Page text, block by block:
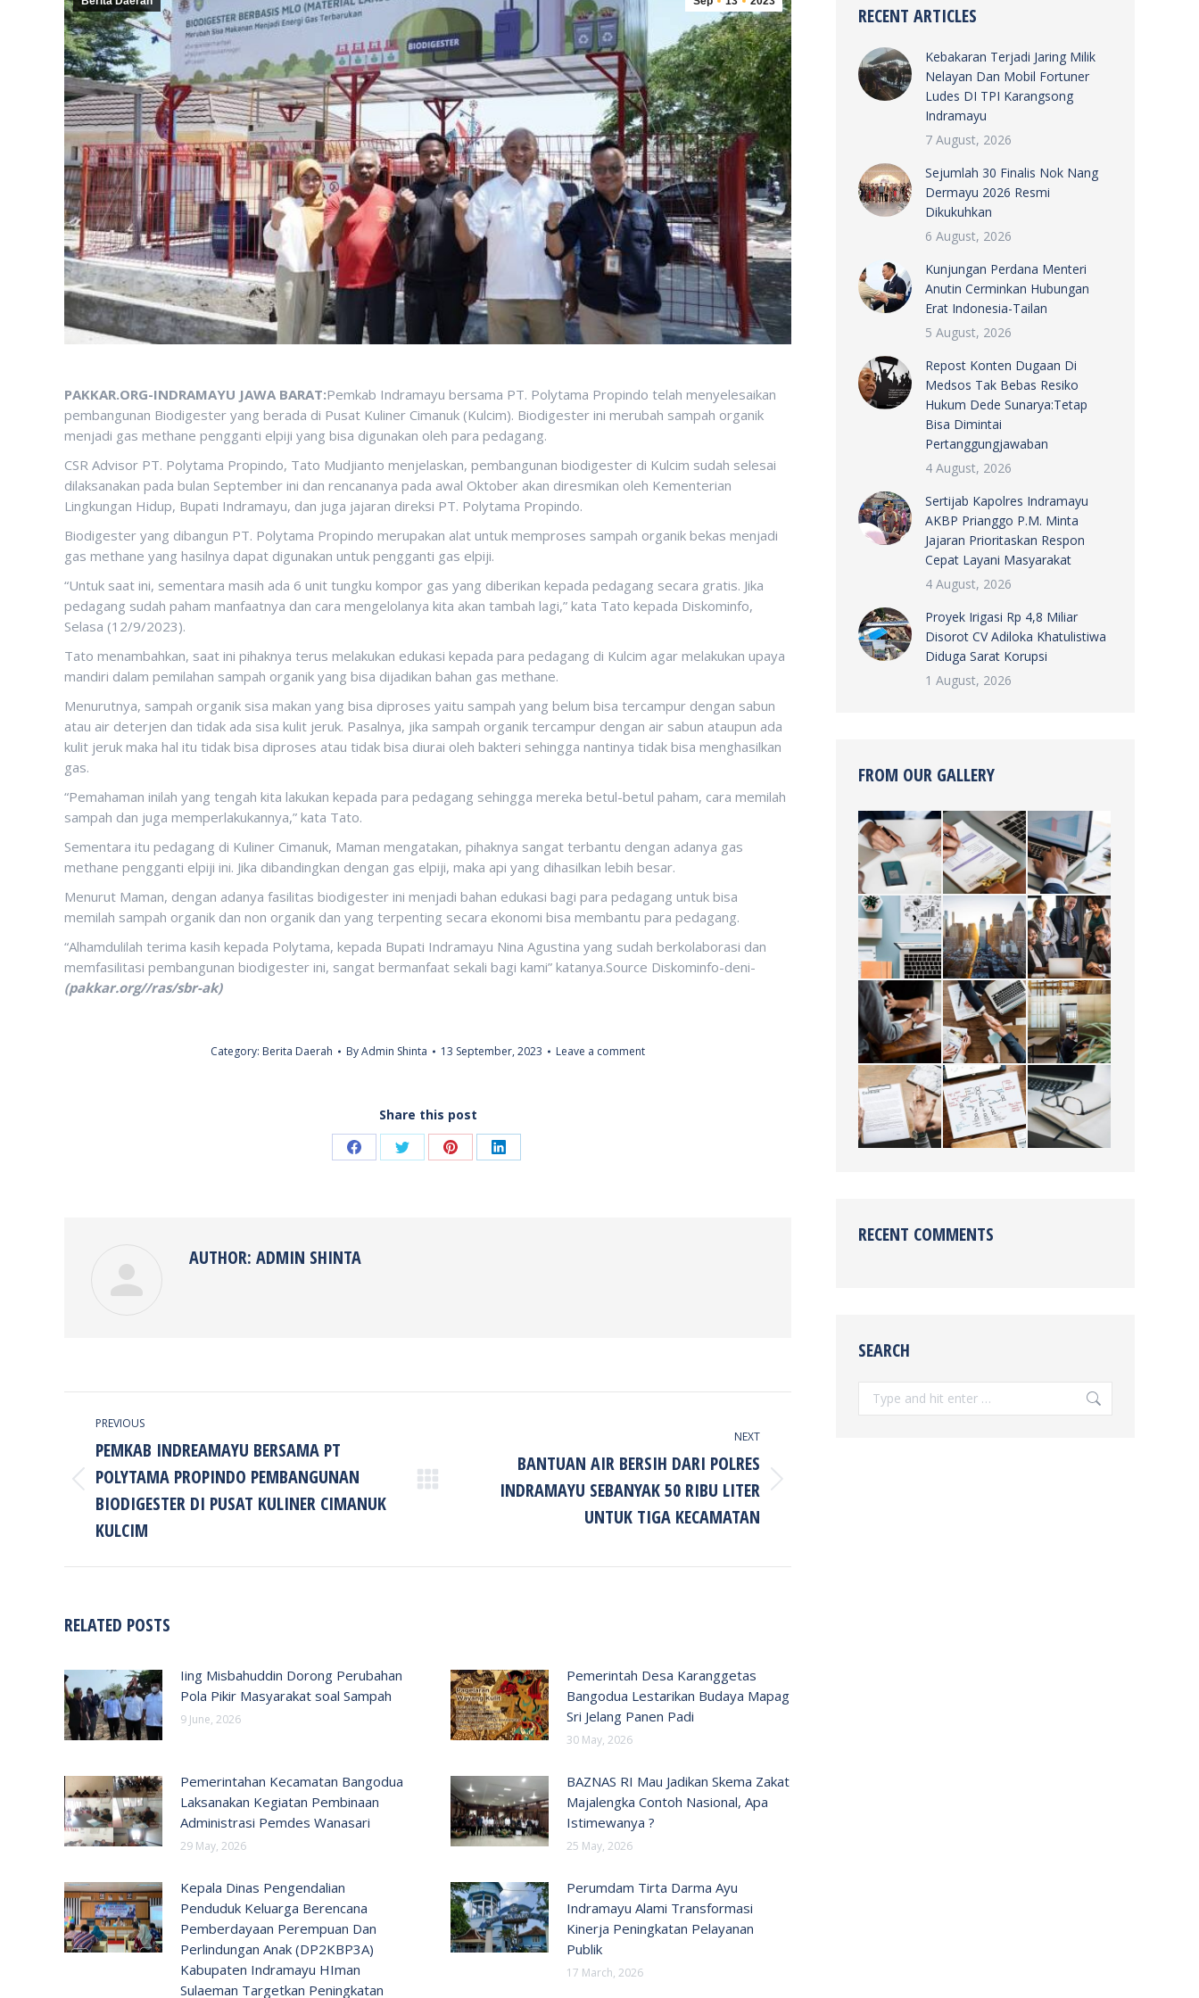
PAKKAR.ORG-INDRAMAYU JAWA BARAT:Pemkab Indramayu bersama PT. Polytama Propindo telah menyelesaikan
pembangunan Biodigester yang berada di Pusat Kuliner Cimanuk (Kulcim). Biodigester ini merubah sampah organik
menjadi gas methane pengganti elpiji yang bisa digunakan oleh para pedagang.
CSR Advisor PT. Polytama Propindo, Tato Mudjianto menjelaskan, pembangunan biodigester di Kulcim sudah selesai
dilaksanakan pada bulan September ini dan rencananya pada awal Oktober akan diresmikan oleh Kementerian
Lingkungan Hidup, Bupati Indramayu, dan juga jajaran direksi PT. Polytama Propindo.
Biodigester yang dibangun PT. Polytama Propindo merupakan alat untuk memproses sampah organik bekas menjadi
gas methane yang hasilnya dapat digunakan untuk pengganti gas elpiji.
“Untuk saat ini, sementara masih ada 6 unit tungku kompor gas yang diberikan kepada pedagang secara gratis. Jika
pedagang sudah paham manfaatnya dan cara mengelolanya kita akan tambah lagi,” kata Tato kepada Diskominfo,
Selasa (12/9/2023).
Tato menambahkan, saat ini pihaknya terus melakukan edukasi kepada para pedagang di Kulcim agar melakukan upaya
mandiri dalam pemilahan sampah organik yang bisa dijadikan bahan gas methane.
Menurutnya, sampah organik sisa makan yang bisa diproses yaitu sampah yang belum bisa tercampur dengan sabun
atau air deterjen dan tidak ada sisa kulit jeruk. Pasalnya, jika sampah organik tercampur dengan air sabun ataupun ada
kulit jeruk maka hal itu tidak bisa diproses atau tidak bisa diurai oleh bakteri sehingga nantinya tidak bisa menghasilkan
gas.
“Pemahaman inilah yang tengah kita lakukan kepada para pedagang sehingga mereka betul-betul paham, cara memilah
sampah dan juga memperlakukannya,” kata Tato.
Sementara itu pedagang di Kuliner Cimanuk, Maman mengatakan, pihaknya sangat terbantu dengan adanya gas
methane pengganti elpiji ini. Jika dibandingkan dengan gas elpiji, maka api yang dihasilkan lebih besar.
Menurut Maman, dengan adanya fasilitas biodigester ini menjadi bahan edukasi bagi para pedagang untuk bisa
memilah sampah organik dan non organik dan yang terpenting secara ekonomi bisa membantu para pedagang.
“Alhamdulilah terima kasih kepada Polytama, kepada Bupati Indramayu Nina Agustina yang sudah berkolaborasi dan
memfasilitasi pembangunan biodigester ini, sangat bermanfaat sekali bagi kami” katanya.Source Diskominfo-deni-
(pakkar.org//ras/sbr-ak)
Category: Berita Daerah ByAdmin Shinta 13 September, 2023 Leave a comment
Share this post
Share Share Share Share
AUTHOR: ADMIN SHINTA
NAVIGATION
PREVIOUS
Previous
post:
PEMKAB INDREAMAYU BERSAMA PT
POLYTAMA PROPINDO PEMBANGUNAN
BIODIGESTER DI PUSAT KULINER CIMANUK
KULCIM
NEXT
BANTUAN AIR BERSIH DARI POLRES
INDRAMAYU SEBANYAK 50 RIBU LITER
UNTUK TIGA KECAMATAN
RELATED POSTS
Iing Misbahuddin Dorong Perubahan
Pola Pikir Masyarakat soal Sampah
9 June, 2026
Pemerintah Desa Karanggetas
Bangodua Lestarikan Budaya Mapag
Sri Jelang Panen Padi
30 May, 2026
Pemerintahan Kecamatan Bangodua
Laksanakan Kegiatan Pembinaan
Administrasi Pemdes Wanasari
29 May, 2026
BAZNAS RI Mau Jadikan Skema Zakat
Majalengka Contoh Nasional, Apa
Istimewanya ?
25 May, 2026
Kepala Dinas Pengendalian
Penduduk Keluarga Berencana
Pemberdayaan Perempuan Dan
Perlindungan Anak (DP2KBP3A)
Kabupaten Indramayu HIman
Sulaeman Targetkan Peningkatan
Perumdam Tirta Darma Ayu
Indramayu Alami Transformasi
Kinerja Peningkatan Pelayanan
Publik
17 March, 2026
RECENT ARTICLES
Kebakaran Terjadi Jaring Milik
Nelayan Dan Mobil Fortuner
Ludes DI TPI Karangsong
Indramayu
7 August, 2026
Sejumlah 30 Finalis Nok Nang
Dermayu 2026 Resmi
Dikukuhkan
6 August, 2026
Kunjungan Perdana Menteri
Anutin Cerminkan Hubungan
Erat Indonesia-Tailan
5 August, 2026
Repost Konten Dugaan Di
Medsos Tak Bebas Resiko
Hukum Dede Sunarya:Tetap
Bisa Dimintai
Pertanggungjawaban
4 August, 2026
Sertijab Kapolres Indramayu
AKBP Prianggo P.M. Minta
Jajaran Prioritaskan Respon
Cepat Layani Masyarakat
4 August, 2026
Proyek Irigasi Rp 4,8 Miliar
Disorot CV Adiloka Khatulistiwa
Diduga Sarat Korupsi
1 August, 2026
FROM OUR GALLERY
RECENT COMMENTS
SEARCH
Search: